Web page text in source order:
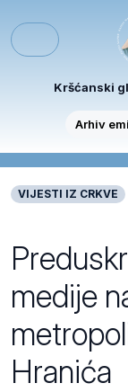
Menu
Kršćanski
Arhiv
VIJESTI IZ CRKVE
medije
Hranića